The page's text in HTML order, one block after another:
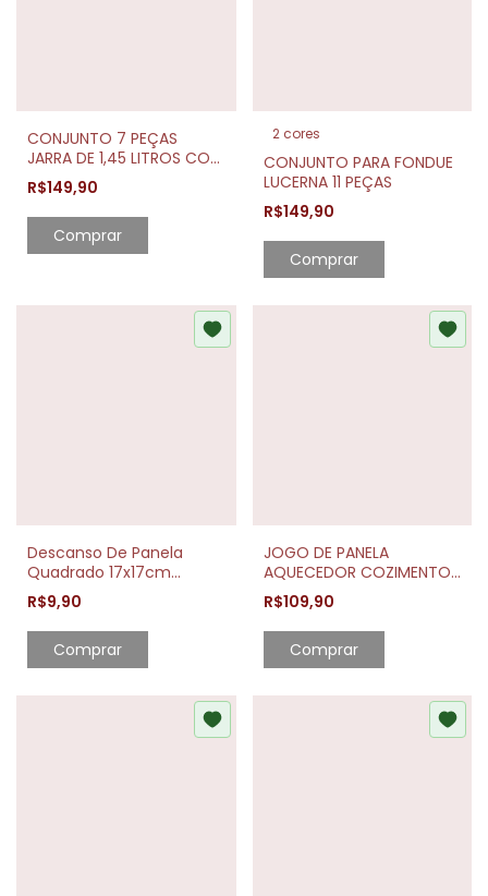
CONJUNTO 7 PEÇAS
JARRA DE 1,45 LITROS COM
6 COPOS CRISTAL
BANGKOK 300ML
R$149,90
2 cores
CONJUNTO PARA FONDUE
LUCERNA 11 PEÇAS
R$149,90
Comprar
Descanso De Panela
Quadrado 17x17cm
Bambu Resistente
R$9,90
Comprar
JOGO DE PANELA
AQUECEDOR COZIMENTO
VAPOR 20 FORT-LAR B3
R$109,90
Comprar